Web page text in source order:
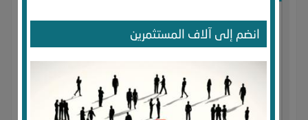
انضم إلى آلاف المستثمرين